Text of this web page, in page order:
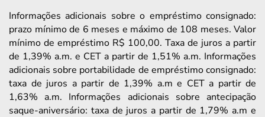
Informações adicionais sobre o empréstimo consignado:
prazo mínimo de 6 meses e máximo de 108 meses. Valor
mínimo de empréstimo R$ 100,00. Taxa de juros a partir
de 1,39% a.m. e CET a partir de 1,51% a.m. Informações
adicionais sobre portabilidade de empréstimo consignado:
taxa de juros a partir de 1,39% a.m e CET a partir de
1,63% a.m. Informações adicionais sobre antecipação
saque-aniversário: taxa de juros a partir de 1,79% a.m e